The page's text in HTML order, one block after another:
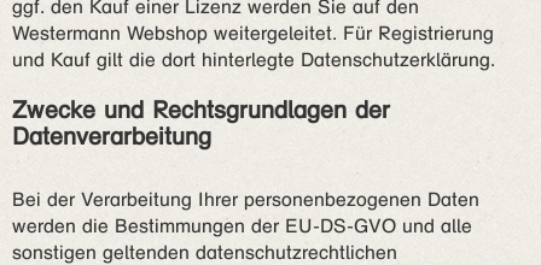
ggf. den Kauf einer Lizenz werden Sie auf den
Westermann Webshop weitergeleitet. Für Registrierung
und Kauf gilt die dort hinterlegte Datenschutzerklärung.
Zwecke und Rechtsgrundlagen der
Datenverarbeitung
Bei der Verarbeitung Ihrer personenbezogenen Daten
werden die Bestimmungen der EU-DS-GVO und alle
sonstigen geltenden datenschutzrechtlichen